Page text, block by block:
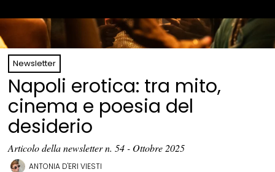
Newsletter
Napoli erotica: tra mito,
cinema e poesia del
desiderio
Articolo della newsletter n. 54 - Ottobre 2025
ANTONIA D'ERI VIESTI